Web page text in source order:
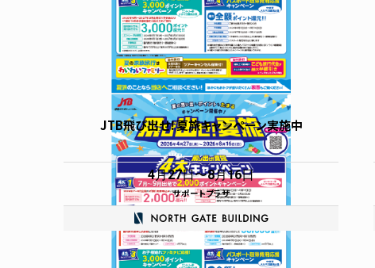
広場・時計・グリーン
JTB飛び出せ！夏旅キャンペーン実施中
4月27日 8月16日
サポートプラザ